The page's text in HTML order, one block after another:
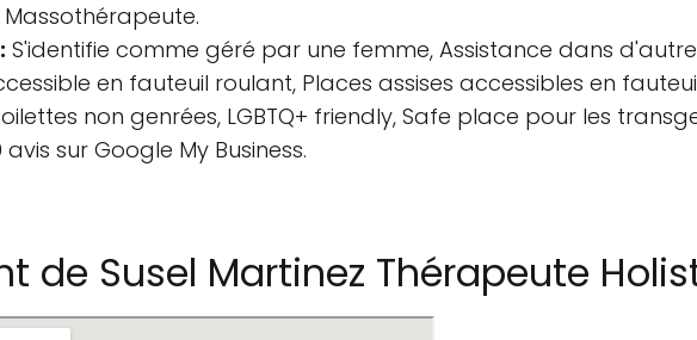
S'identifie comme géré par une femme, Assistance dans
en fauteuil roulant, Places assises accessibles en
non genrées, LGBTQ+ friendly, Safe place pour les
sur Google My Business.
de Susel Martinez Thérapeute